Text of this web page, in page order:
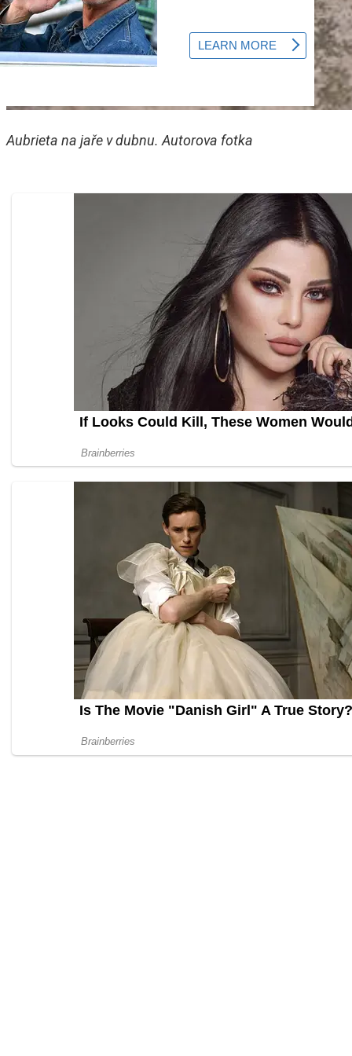
Aubrieta na jaře v dubnu. Autorova fotka